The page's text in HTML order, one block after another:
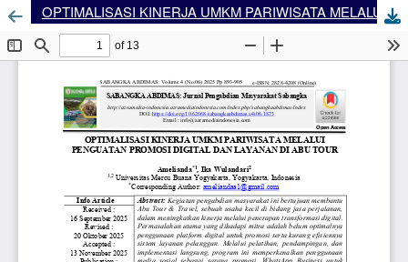
OPTIMALISASI KINERJA UMKM PARIWISATA MELALUI PENGUATAN PROMOSI DIGITAL DAN LAYANAN DI ABU TOUR